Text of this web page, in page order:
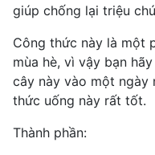
giúp chống lại triệu
Công thức này là một
mùa hè, vì vậy bạn
cây này vào một ngày
thức uống này rất tốt.
Thành phần: